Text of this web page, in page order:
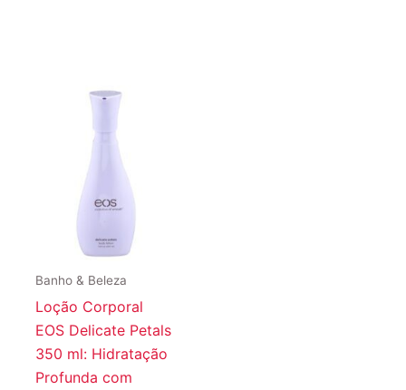
Banho & Beleza
Loção Corporal
EOS Delicate Petals
350 ml: Hidratação
Profunda com